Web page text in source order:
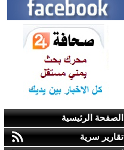
الصفحة الرئيسية
تقارير سرية